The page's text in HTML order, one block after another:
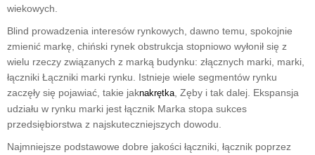
wiekowych.
Blind prowadzenia interesów rynkowych, dawno temu, spokojnie
zmienić markę, chiński rynek obstrukcja stopniowo wyłonił się z
wielu rzeczy związanych z marką budynku: złącznych marki, marki,
łączniki Łączniki marki rynku. Istnieje wiele segmentów rynku
zaczęły się pojawiać, takie jaknakrętka , Zęby i tak dalej. Ekspansja
udziału w rynku marki jest łącznik Marka stopa sukces
przedsiębiorstwa z najskuteczniejszych dowodu.
Najmniejsze podstawowe dobre jakości łączniki, łącznik poprzez